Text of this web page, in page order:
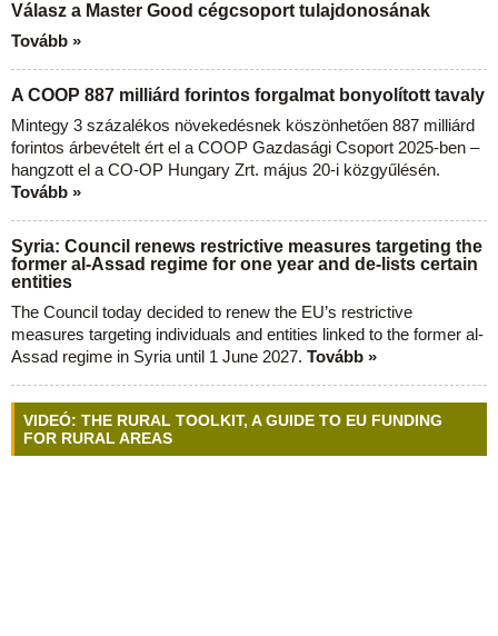
Válasz a Master Good cégcsoport tulajdonosának
Tovább »
A COOP 887 milliárd forintos forgalmat bonyolított tavaly
Mintegy 3 százalékos növekedésnek köszönhetően 887 milliárd
forintos árbevételt ért el a COOP Gazdasági Csoport 2025-ben –
hangzott el a CO-OP Hungary Zrt. május 20-i közgyűlésén.
Tovább »
Syria: Council renews restrictive measures targeting the
former al-Assad regime for one year and de-lists certain
entities
The Council today decided to renew the EU’s restrictive
measures targeting individuals and entities linked to the former al-
Assad regime in Syria until 1 June 2027. Tovább »
VIDEÓ: THE RURAL TOOLKIT, A GUIDE TO EU FUNDING
FOR RURAL AREAS